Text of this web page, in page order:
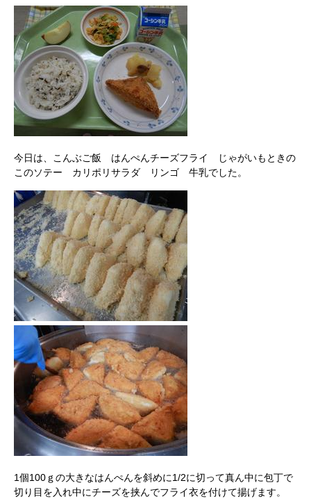
今日は、こんぶご飯 はんぺんチーズフライ じゃがいもときの
このソテー カリポリサラダ リンゴ 牛乳でした。
1個100ｇの大きなはんぺんを斜めに1/2に切って真ん中に包丁で
切り目を入れ中にチーズを挟んでフライ衣を付けて揚げます。